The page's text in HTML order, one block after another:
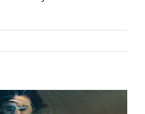
HERRERA